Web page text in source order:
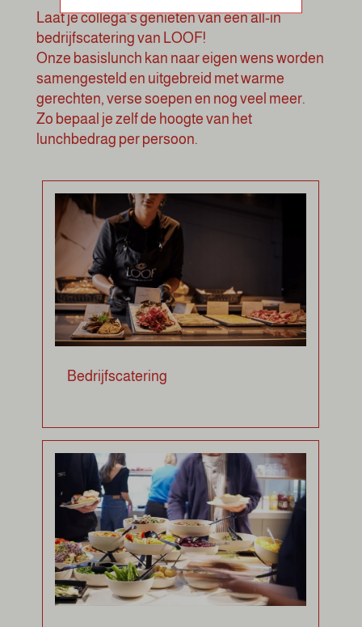
Laat je collega’s genieten van een all-in
bedrijfscatering van LOOF!
Onze basislunch kan naar eigen wens worden
samengesteld en uitgebreid met warme
gerechten, verse soepen en nog veel meer.
Zo bepaal je zelf de hoogte van het
lunchbedrag per persoon.
Bedrijfscatering